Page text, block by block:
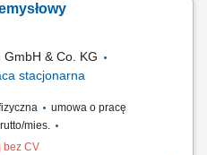
& Co. KG
stacjonarna
umowa o pracę
mies.
bez CV